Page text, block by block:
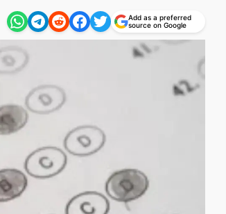
Add as a preferred
source on Google